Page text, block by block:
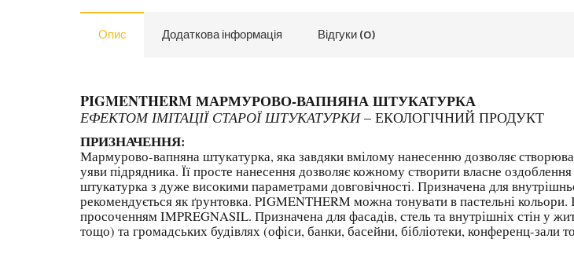
Опис Додаткова інформація Відгуки (0)
PIGMENTHERM
ЕФЕКТОМ ІМІТАЦІЇ СТАРОЇ ШТУКАТУРКИ– ЕКОЛОГІЧНИЙ ПРОДУКТ
ПРИЗНАЧЕННЯ:
Мармурово-вапняна штукатурка, яка завдяки вмілому нанесенню дозволяє
уяви підрядника. Її просте нанесення дозволяє кожному створити власне
штукатурка з дуже високими параметрами довговічності. Призначена для
рекомендується як ґрунтовка. PIGMENTHERM можна тонувати в пастельні
просоченням IMPREGNASIL. Призначена для фасадів, стель та внутрішніх стін у
тощо) та громадських будівлях (офіси, банки, басейни, бібліотеки, конференц-зали